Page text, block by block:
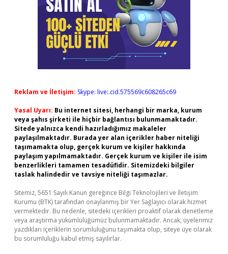
Reklam ve İletişim: Skype: live:.cid.575569c608265c69
Yasal Uyarı: Bu internet sitesi, herhangi bir marka, kurum
veya şahıs şirketi ile hiçbir bağlantısı bulunmamaktadır.
Sitede yalnızca kendi hazırladığımız makaleler
paylaşılmaktadır. Burada yer alan içerikler haber niteliği
taşımamakta olup, gerçek kurum ve kişiler hakkında
paylaşım yapılmamaktadır. Gerçek kurum ve kişiler ile isim
benzerlikleri tamamen tesadüfidir. Sitemizdeki bilgiler
taslak halindedir ve tavsiye niteliği taşımazlar.
Sitemiz, 5651 Sayılı Kanun gereğince Bilgi Teknolojileri ve İletişim
Kurumu (BTK) tarafından onaylanmış bir Yer Sağlayıcı olarak hizmet
vermektedir. Bu nedenle, sitedeki içerikleri proaktif olarak denetleme
veya araştırma yükümlülüğümüz bulunmamaktadır. Ancak, üyelerimiz
yazdıkları içeriklerin sorumluluğunu taşımakta olup, siteye üye olarak
bu sorumluluğu kabul etmiş sayılırlar.